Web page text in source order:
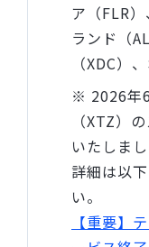
ア（FLR
ランド（
（XDC）
※ 2026年
（XTZ）
いたしまし
詳細は以
い。
【重要】